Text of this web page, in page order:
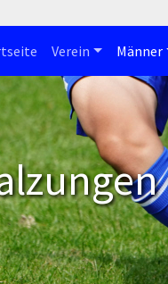
Verein Männer